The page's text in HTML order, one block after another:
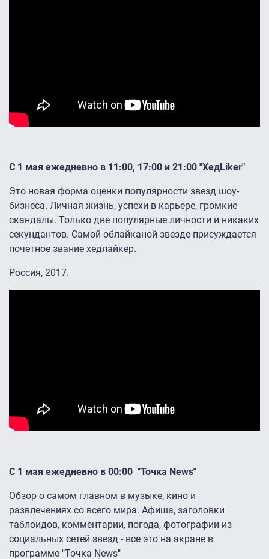
С 1 мая ежедневно в 11:00, 17:00 и 21:00 "ХедLiker"
Это новая форма оценки популярности звезд шоу-
бизнеса. Личная жизнь, успехи в карьере, громкие
скандалы. Только две популярные личности и никаких
секундантов. Самой облайканой звезде присуждается
почетное звание хедлайкер.
Россия, 2017.
С 1 мая ежедневно в 00:00 "Точка News"
Обзор о самом главном в музыке, кино и
развлечениях со всего мира. Афиша, заголовки
таблоидов, комментарии, погода, фотографии из
социальных сетей звезд - все это на экране в
программе "Точка News"